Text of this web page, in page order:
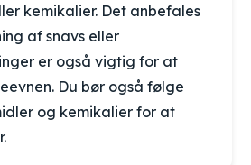
kemikalier. Det anbefales
af snavs eller
er også vigtig for at
Du bør også følge
og kemikalier for at